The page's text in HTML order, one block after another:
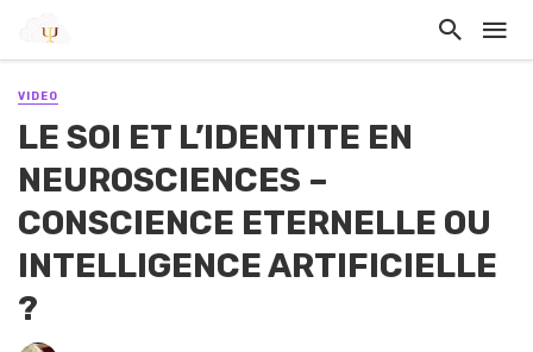
VIDEO
LE SOI ET L’IDENTITE EN
NEUROSCIENCES –
CONSCIENCE ETERNELLE OU
INTELLIGENCE ARTIFICIELLE
?